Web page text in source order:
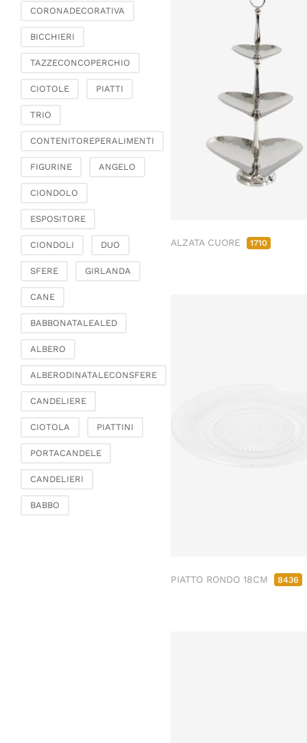
ALZATA CUORE 1710
PIATTO RONDO 18CM 8436
Soggiorno e ambiente
Etageres e coppe per
calici
CORONADECORATIVA
BICCHIERI
TAZZECONCOPERCHIO
CIOTOLE PIATTI
TRIO
CONTENITOREPERALIMENTI
FIGURINE ANGELO
CIONDOLO
ESPOSITORE
CIONDOLI DUO
SFERE GIRLANDA
CANE
BABBONATALEALED
ALBERO
ALBERODINATALECONSFERE
CANDELIERE
CIOTOLA PIATTINI
PORTACANDELE
CANDELIERI
BABBO